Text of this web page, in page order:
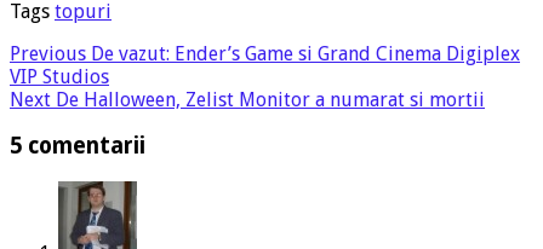
Tags topuri
Previous De vazut: Ender’s Game si Grand Cinema Digiplex
VIP Studios
Next De Halloween, Zelist Monitor a numarat si mortii
5 comentarii